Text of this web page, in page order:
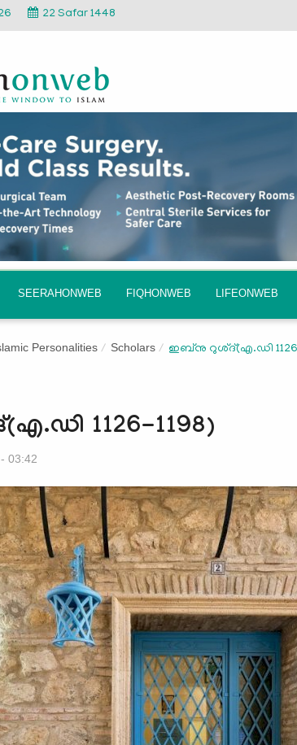
22 Safar 1448
SEERAHONWEB FIQHONWEB LIFEONWEB
Personalities Scholars ഇബ്‌നു റുശ്ദ്(എ.ഡി 1126-
1126-1198)
03:42